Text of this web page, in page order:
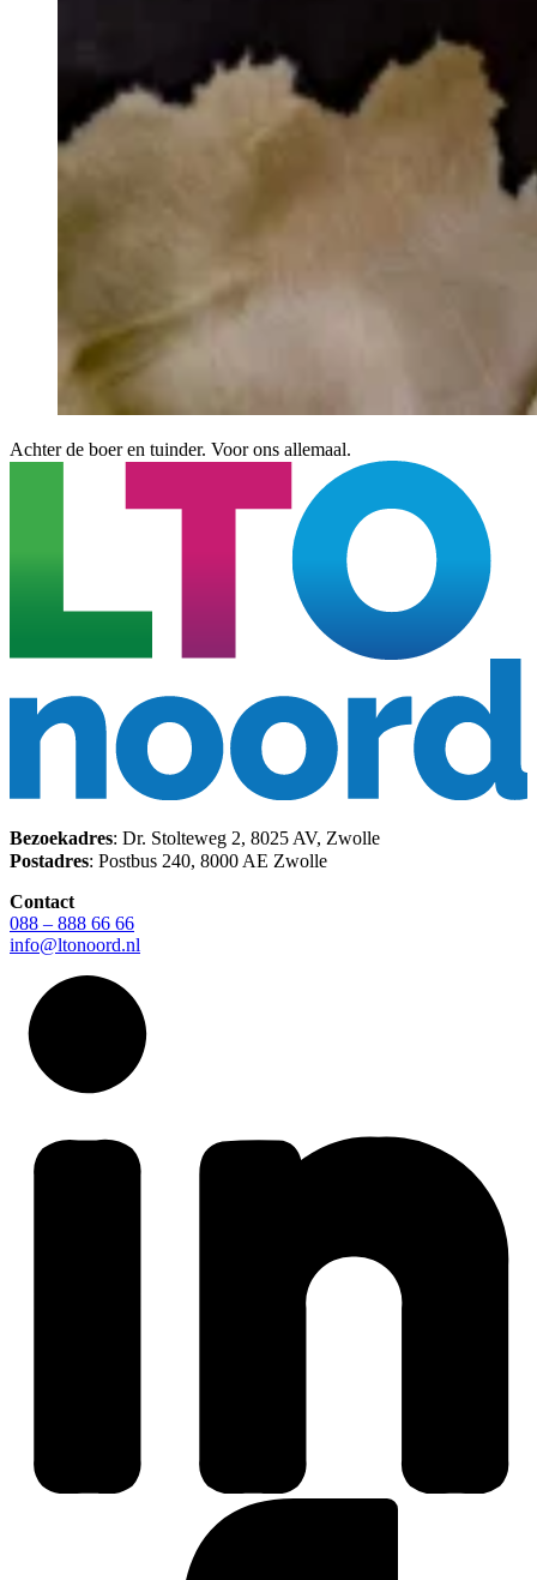
Achter de boer en tuinder. Voor ons allemaal.
Bezoekadres: Dr. Stolteweg 2, 8025 AV, Zwolle
Postadres: Postbus 240, 8000 AE Zwolle
Contact
088 – 888 66 66
info@ltonoord.nl